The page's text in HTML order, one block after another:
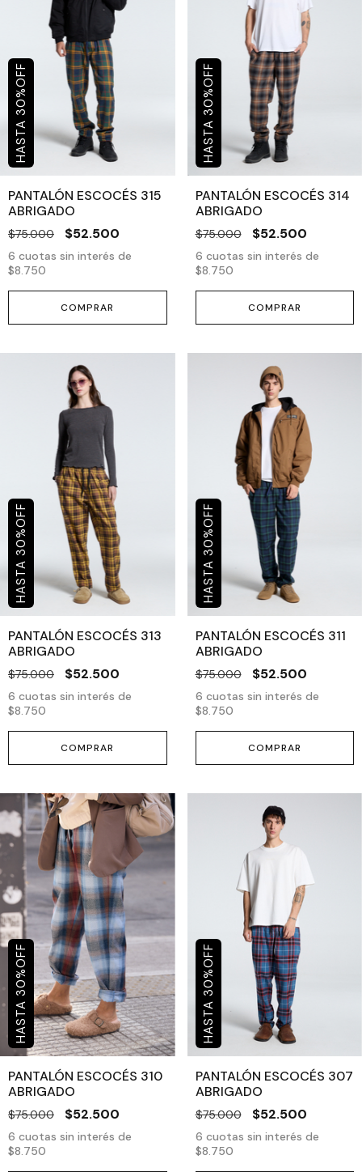
30
%
OFF
PANTALÓN ESCOCÉS 315
ABRIGADO
$75.000 $52.500
6 cuotas sin interés de
$8.750
COMPRAR
30
%
OFF
PANTALÓN ESCOCÉS 314
ABRIGADO
$75.000 $52.500
6 cuotas sin interés de
$8.750
COMPRAR
30
%
OFF
PANTALÓN ESCOCÉS 313
ABRIGADO
$75.000 $52.500
6 cuotas sin interés de
$8.750
COMPRAR
30
%
OFF
PANTALÓN ESCOCÉS 311
ABRIGADO
$75.000 $52.500
6 cuotas sin interés de
$8.750
COMPRAR
30
%
OFF
PANTALÓN ESCOCÉS 310
ABRIGADO
$75.000 $52.500
6 cuotas sin interés de
$8.750
30
%
OFF
PANTALÓN ESCOCÉS 307
ABRIGADO
$75.000 $52.500
6 cuotas sin interés de
$8.750